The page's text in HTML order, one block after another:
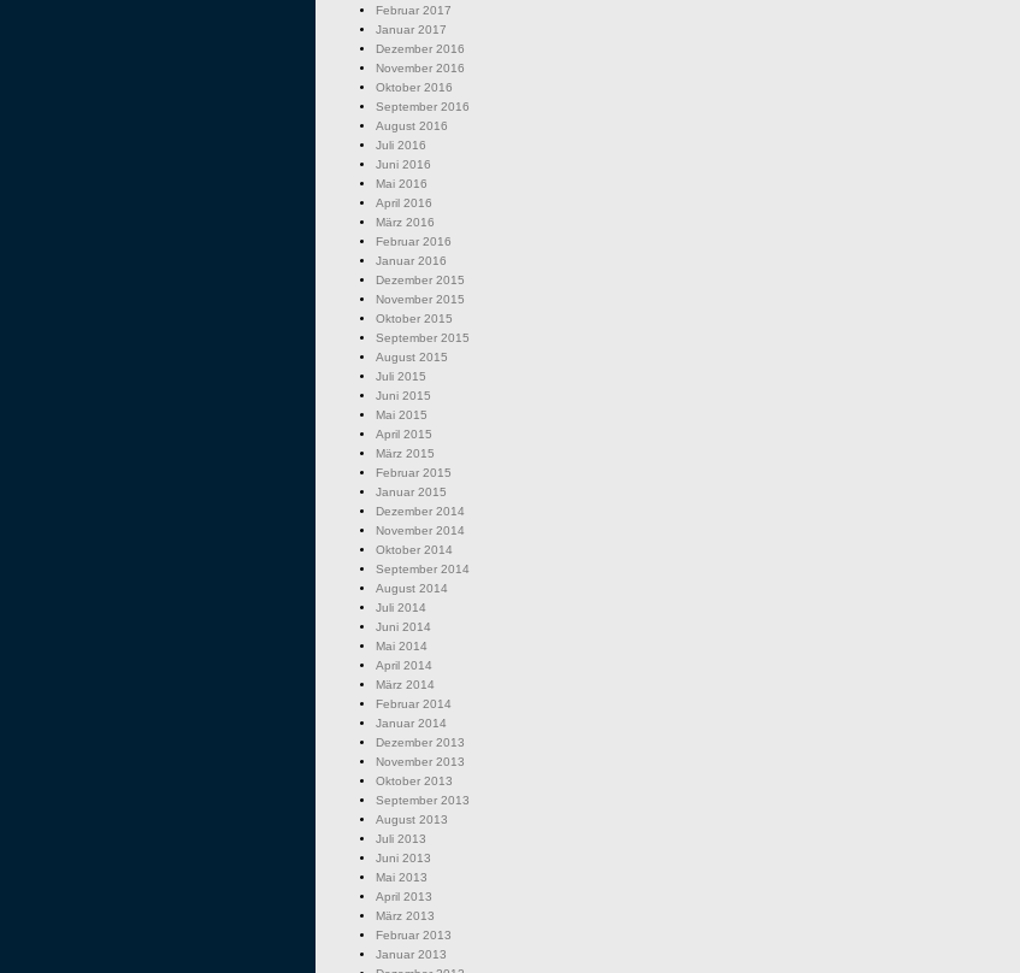
Februar 2017
Januar 2017
Dezember 2016
November 2016
Oktober 2016
September 2016
August 2016
Juli 2016
Juni 2016
Mai 2016
April 2016
März 2016
Februar 2016
Januar 2016
Dezember 2015
November 2015
Oktober 2015
September 2015
August 2015
Juli 2015
Juni 2015
Mai 2015
April 2015
März 2015
Februar 2015
Januar 2015
Dezember 2014
November 2014
Oktober 2014
September 2014
August 2014
Juli 2014
Juni 2014
Mai 2014
April 2014
März 2014
Februar 2014
Januar 2014
Dezember 2013
November 2013
Oktober 2013
September 2013
August 2013
Juli 2013
Juni 2013
Mai 2013
April 2013
März 2013
Februar 2013
Januar 2013